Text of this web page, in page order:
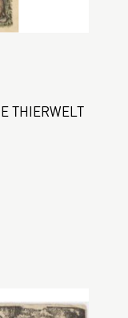
THIERWELT